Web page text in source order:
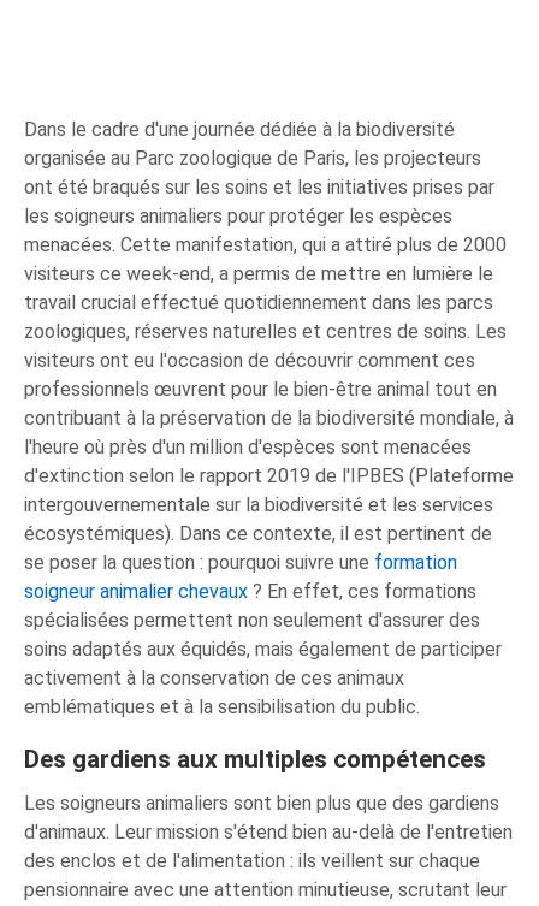
Dans le cadre d'une journée dédiée à la biodiversité
organisée au Parc zoologique de Paris, les projecteurs
ont été braqués sur les soins et les initiatives prises par
les soigneurs animaliers pour protéger les espèces
menacées. Cette manifestation, qui a attiré plus de 2000
visiteurs ce week-end, a permis de mettre en lumière le
travail crucial effectué quotidiennement dans les parcs
zoologiques, réserves naturelles et centres de soins. Les
visiteurs ont eu l'occasion de découvrir comment ces
professionnels œuvrent pour le bien-être animal tout en
contribuant à la préservation de la biodiversité mondiale, à
l'heure où près d'un million d'espèces sont menacées
d'extinction selon le rapport 2019 de l'IPBES (Plateforme
intergouvernementale sur la biodiversité et les services
écosystémiques). Dans ce contexte, il est pertinent de
se poser la question : pourquoi suivre une formation
soigneur animalier chevaux ? En effet, ces formations
spécialisées permettent non seulement d'assurer des
soins adaptés aux équidés, mais également de participer
activement à la conservation de ces animaux
emblématiques et à la sensibilisation du public.
Des gardiens aux multiples compétences
Les soigneurs animaliers sont bien plus que des gardiens
d'animaux. Leur mission s'étend bien au-delà de l'entretien
des enclos et de l'alimentation : ils veillent sur chaque
pensionnaire avec une attention minutieuse, scrutant leur